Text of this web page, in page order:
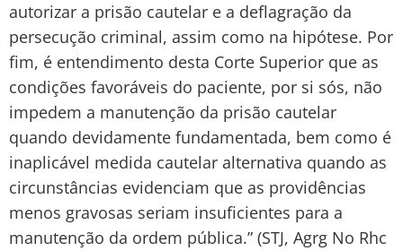
autorizar a prisão cautelar e a deflagração da
persecução criminal, assim como na hipótese. Por
fim, é entendimento desta Corte Superior que as
condições favoráveis do paciente, por si sós, não
impedem a manutenção da prisão cautelar
quando devidamente fundamentada, bem como é
inaplicável medida cautelar alternativa quando as
circunstâncias evidenciam que as providências
menos gravosas seriam insuficientes para a
manutenção da ordem pública.” (STJ, Agrg No Rhc